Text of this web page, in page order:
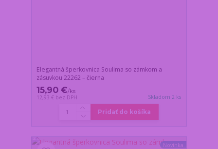
Elegantná šperkovnica Soulima so zámkom a
zásuvkou 22262 – čierna
15,90 €/ks
12,93 € bez DPH Skladom 2 ks
Pridať do košíka
Novinka